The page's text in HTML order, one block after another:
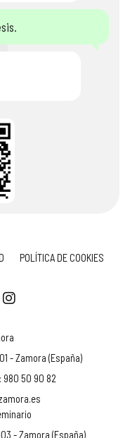
POLÍTICA DE COOKIES
- Zamora (España)
980 50 90 82
- Zamora (España)